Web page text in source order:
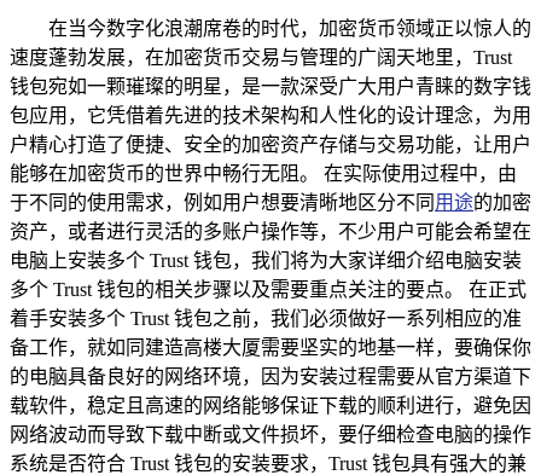
在当今数字化浪潮席卷的时代，加密货币领域正以惊人的
速度蓬勃发展，在加密货币交易与管理的广阔天地里，Trust
钱包宛如一颗璀璨的明星，是一款深受广大用户青睐的数字钱
包应用，它凭借着先进的技术架构和人性化的设计理念，为用
户精心打造了便捷、安全的加密资产存储与交易功能，让用户
能够在加密货币的世界中畅行无阻。 在实际使用过程中，由
于不同的使用需求，例如用户想要清晰地区分不同 用途的加密
资产，或者进行灵活的多账户操作等，不少用户可能会希望在
电脑上安装多个 Trust 钱包，我们将为大家详细介绍电脑安装
多个 Trust 钱包的相关步骤以及需要重点关注的要点。 在正式
着手安装多个 Trust 钱包之前，我们必须做好一系列相应的准
备工作，就如同建造高楼大厦需要坚实的地基一样，要确保你
的电脑具备良好的网络环境，因为安装过程需要从官方渠道下
载软件，稳定且高速的网络能够保证下载的顺利进行，避免因
网络波动而导致下载中断或文件损坏，要仔细检查电脑的操作
系统是否符合 Trust 钱包的安装要求，Trust 钱包具有强大的兼